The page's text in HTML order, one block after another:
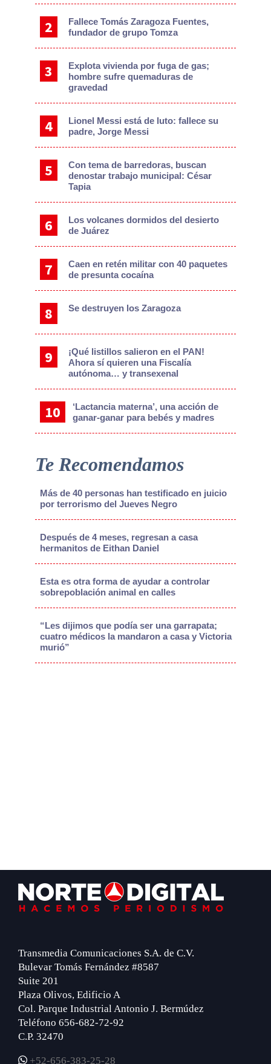
Fallece Tomás Zaragoza Fuentes,
fundador de grupo Tomza
Explota vivienda por fuga de gas;
hombre sufre quemaduras de
gravedad
Lionel Messi está de luto: fallece su
padre, Jorge Messi
Con tema de barredoras, buscan
denostar trabajo municipal: César
Tapia
Los volcanes dormidos del desierto
de Juárez
Caen en retén militar con 40 paquetes
de presunta cocaína
Se destruyen los Zaragoza
¡Qué listillos salieron en el PAN!
Ahora sí quieren una Fiscalía
autónoma… y transexenal
‘Lactancia materna’, una acción de
ganar-ganar para bebés y madres
Te Recomendamos
Más de 40 personas han testificado en juicio
por terrorismo del Jueves Negro
Después de 4 meses, regresan a casa
hermanitos de Eithan Daniel
Esta es otra forma de ayudar a controlar
sobrepoblación animal en calles
“Les dijimos que podía ser una garrapata;
cuatro médicos la mandaron a casa y Victoria
murió”
Footer
Transmedia Comunicaciones S.A. de C.V.
Bulevar Tomás Fernández #8587
Suite 201
Plaza Olivos, Edificio A
Col. Parque Industrial Antonio J. Bermúdez
Teléfono 656-682-72-92
C.P. 32470
+52-656-383-25-28